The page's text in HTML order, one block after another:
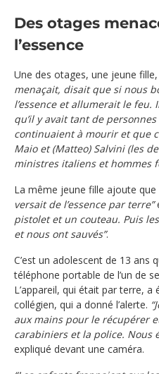
Des otages
l’essence
Une des otages, une jeune
menaçait, disait que si nous
l’essence et allumerait le feu.
qu’il y avait tant de
continuaient à mourir et que
Maio et (Matteo) Salvini (les
ministres italiens et hommes
La même jeune fille ajoute que
versait de l’essence par terre”
pistolet et un couteau. Puis
et nous ont sauvés”.
C’est un adolescent de 13 ans
téléphone portable de l’un de
L’appareil, qui était par terre, a
collégien, qui a donné l’alerte.
aux mains pour le récupérer
carabiniers et la police. Nous
expliqué devant une caméra.